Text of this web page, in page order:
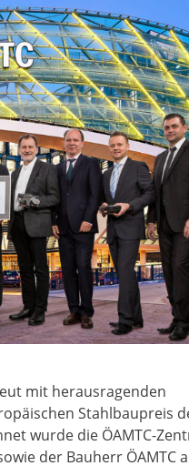
mit herausragenden
Stahlbaupreis
wurde die ÖAMTC-
der Bauherr ÖAMTC